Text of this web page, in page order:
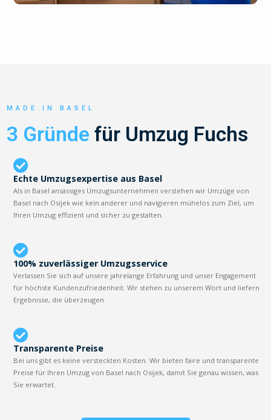
MADE IN BASEL
3 Gründe für Umzug Fuchs
Echte Umzugsexpertise aus Basel
Als in Basel ansässiges Umzugsunternehmen verstehen wir Umzüge von
Basel nach Osijek wie kein anderer und navigieren mühelos zum Ziel, um
Ihren Umzug effizient und sicher zu gestalten.
100% zuverlässiger Umzugsservice
Verlassen Sie sich auf unsere jahrelange Erfahrung und unser Engagement
für höchste Kundenzufriedenheit. Wir stehen zu unserem Wort und liefern
Ergebnisse, die überzeugen.
Transparente Preise
Bei uns gibt es keine versteckten Kosten. Wir bieten faire und transparente
Preise für Ihren Umzug von Basel nach Osijek, damit Sie genau wissen, was
Sie erwartet.